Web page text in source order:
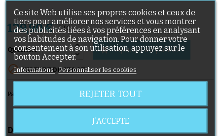
129,90 € TTC
Quantité  Ajouter au panier
RUPTURE DE STOCK
Partager
DESCRIPTION DÉTAILS DU PRODUIT
Ce site Web utilise ses propres cookies et ceux de
tiers pour améliorer nos services et vous montrer
des publicités liées à vos préférences en analysant
vos habitudes de navigation. Pour donner votre
consentement à son utilisation, appuyez sur le
bouton Accepter.
Informations Personnaliser les cookies
REJETER TOUT
J'ACCEPTE